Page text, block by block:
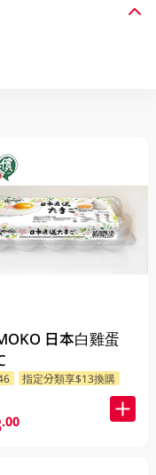
日本白雞蛋
指定分類享$13換購
.00